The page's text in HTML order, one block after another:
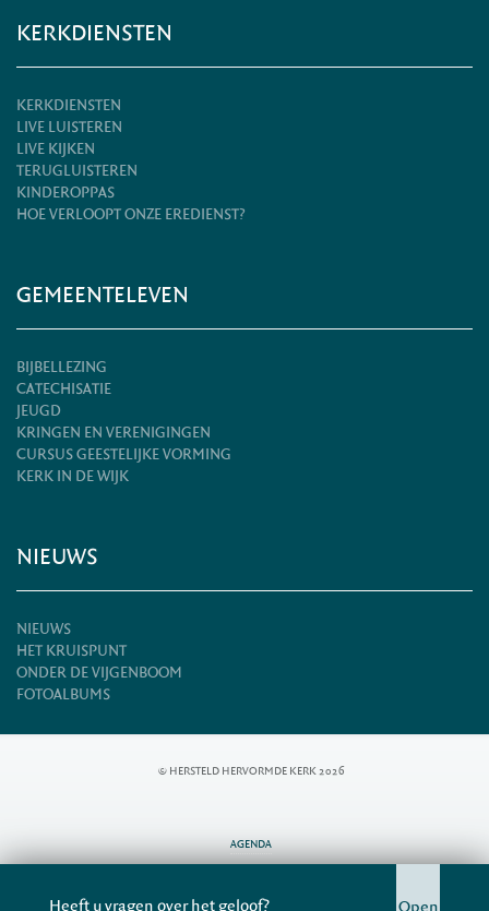
KERKDIENSTEN
KERKDIENSTEN
LIVE LUISTEREN
LIVE KIJKEN
TERUGLUISTEREN
KINDEROPPAS
HOE VERLOOPT ONZE EREDIENST?
GEMEENTELEVEN
BIJBELLEZING
CATECHISATIE
JEUGD
KRINGEN EN VERENIGINGEN
CURSUS GEESTELIJKE VORMING
KERK IN DE WIJK
NIEUWS
NIEUWS
HET KRUISPUNT
ONDER DE VIJGENBOOM
FOTOALBUMS
© HERSTELD HERVORMDE KERK 2026
AGENDA
ZOEKEN
Heeft u vragen over het geloof?